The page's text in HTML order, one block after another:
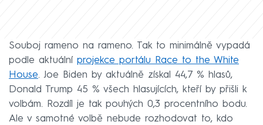
Souboj rameno na rameno. Tak to minimálně vypadá
podle aktuální projekce portálu Race to the White
House. Joe Biden by aktuálně získal 44,7 % hlasů,
Donald Trump 45 % všech hlasujících, kteří by přišli k
volbám. Rozdíl je tak pouhých 0,3 procentního bodu.
Ale v samotné volbě nebude rozhodovat to, kdo